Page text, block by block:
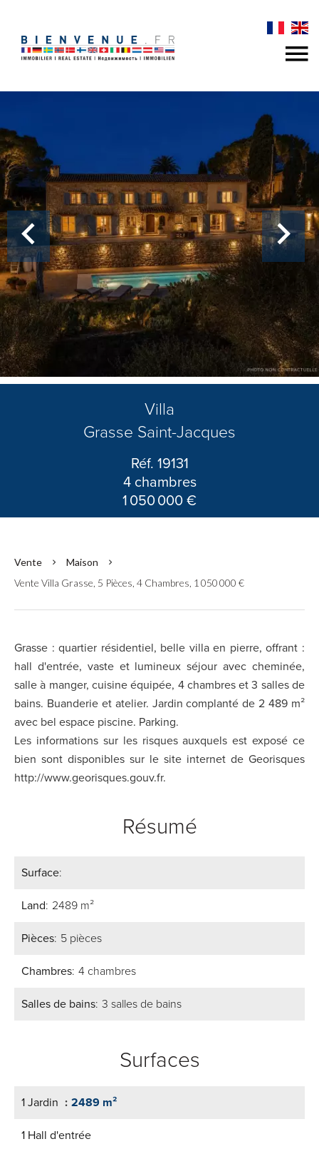
Villa
Grasse Saint-Jacques
Réf. 19131
4 chambres
1 050 000 €
Vente
Maison
Vente Villa Grasse, 5 Pièces, 4 Chambres, 1 050 000 €
Grasse : quartier résidentiel, belle villa en pierre, offrant :
hall d'entrée, vaste et lumineux séjour avec cheminée,
salle à manger, cuisine équipée, 4 chambres et 3 salles de
bains. Buanderie et atelier. Jardin complanté de 2 489 m²
avec bel espace piscine. Parking.
Les informations sur les risques auxquels est exposé ce
bien sont disponibles sur le site internet de Georisques
http://www.georisques.gouv.fr.
Résumé
Surface
Land 2489 m²
Pièces 5 pièces
Chambres 4 chambres
Salles de bains 3 salles de bains
Surfaces
1 Jardin 2489 m²
1 Hall d'entrée